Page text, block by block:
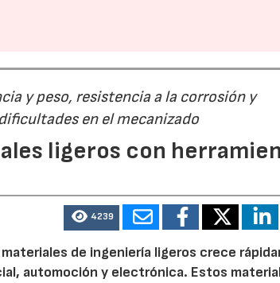
y peso, resistencia a la corrosión y
en el mecanizado
ligeros con
4239
de ingeniería ligeros crece
automoción y electrónica. Estos